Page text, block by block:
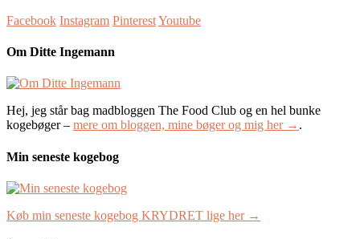
Facebook Instagram PinterestYoutube
Om Ditte Ingemann
Hej, jeg står bag madbloggen The Food Club og en hel bunke
kogebøger – mere om bloggen, mine bøger og mig her → .
Min seneste kogebog
Køb min seneste kogebog KRYDRET lige her →